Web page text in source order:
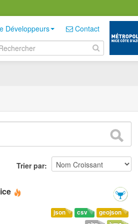
Développeurs Contact
Trier par
geojson
csv
json